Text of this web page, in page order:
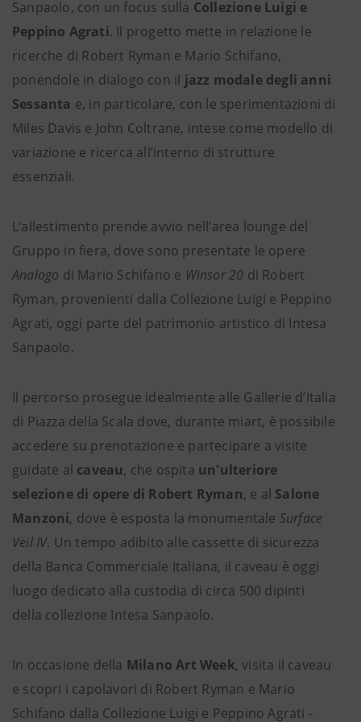
Sanpaolo, con un focus sulla Collezione Luigi e
Peppino Agrati. Il progetto mette in relazione le
ricerche di Robert Ryman e Mario Schifano,
ponendole in dialogo con il jazz modale degli anni
Sessanta e, in particolare, con le sperimentazioni di
Miles Davis e John Coltrane, intese come modello di
variazione e ricerca all’interno di strutture
essenziali.
L’allestimento prende avvio nell’area lounge del
Gruppo in fiera, dove sono presentate le opere
Analogo di Mario Schifano e Winsor 20 di Robert
Ryman, provenienti dalla Collezione Luigi e Peppino
Agrati, oggi parte del patrimonio artistico di Intesa
Sanpaolo.
Il percorso prosegue idealmente alle Gallerie d’Italia
di Piazza della Scala dove, durante miart, è possibile
accedere su prenotazione e partecipare a visite
guidate al caveau, che ospita un'ulteriore
selezione di opere di Robert Ryman, e al Salone
Manzoni, dove è esposta la monumentale Surface
Veil IV. Un tempo adibito alle cassette di sicurezza
della Banca Commerciale Italiana, il caveau è oggi
luogo dedicato alla custodia di circa 500 dipinti
della collezione Intesa Sanpaolo.
In occasione della Milano Art Week, visita il caveau
e scopri i capolavori di Robert Ryman e Mario
Schifano dalla Collezione Luigi e Peppino Agrati -